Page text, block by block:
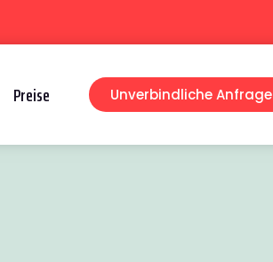
Preise Unverbindliche Anfrage